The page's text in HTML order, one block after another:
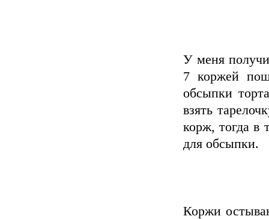
У меня
7 коржей
обсыпки
взять
корж, тогда в
для обсыпки.
Коржи